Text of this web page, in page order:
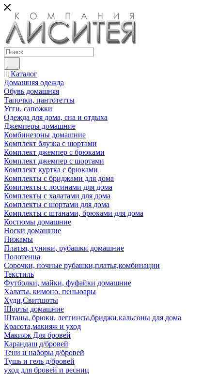
Каталог
Домашняя одежда
Обувь домашняя
Тапочки, пантотетты
Угги, сапожки
Одежда для дома, сна и отдыха
Джемперы домашние
Комбинезоны домашние
Комплект блузка с шортами
Комплект джемпер с брюками
Комплект джемпер с шортами
Комплект куртка с брюками
Комплекты с бриджами для дома
Комплекты с лосинами для дома
Комплекты с халатами для дома
Комплекты с шортами для дома
Комплекты с штанами, брюками для дома
Костюмы домашние
Носки домашние
Пижамы
Платья, туники, рубашки домашние
Полотенца
Сорочки, ночные рубашки,платья,комбинации
Текстиль
Футболки, майки, фуфайки домашние
Халаты, кимоно, пеньюары
Худи,Свитшоты
Шорты домашние
Штаны, брюки, леггинсы,бриджи,кальсоны для дома
Красота,макияж и уход
Макияж Для бровей
Карандаш д/бровей
Тени и наборы д/бровей
Тушь и гель д/бровей
уход для бровей и ресниц